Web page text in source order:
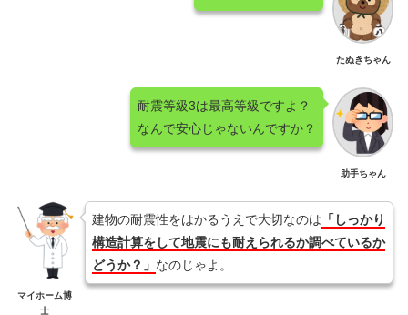
たぬきちゃん
助手ちゃん
耐震等級3は最高等級ですよ？
なんで安心じゃないんですか？
マイホーム博
士
建物の耐震性をはかるうえで大切なのは 「しっかり
構造計算をして地震にも耐えられるか調べているか
どうか？」 なのじゃよ。